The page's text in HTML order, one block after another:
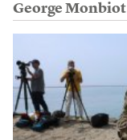
George Monbiot